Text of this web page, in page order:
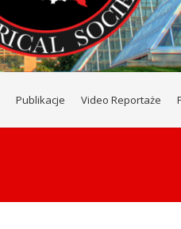
Publikacje Video Reportaże